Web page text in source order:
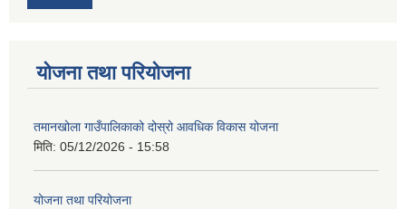
योजना तथा परियोजना
तमानखोला गाउँपालिकाको दोस्रो आवधिक विकास योजना
मिति: 05/12/2026 - 15:58
योजना तथा परियोजना